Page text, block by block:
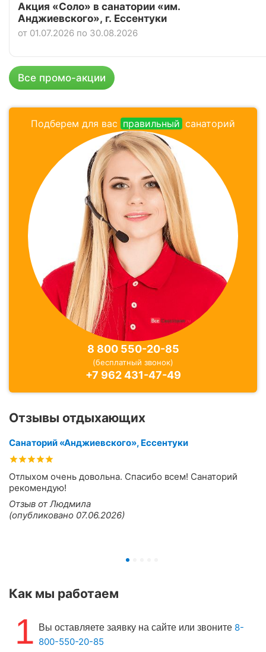
Рейтинг 4.4
Санаторий «Центр-Союз», Ессентуки
Рейтинг 3.9
16 отзывов
Акция «Соло» в санатории «им.
Анджиевского», г. Ессентуки
от 01.07.2026 по 30.08.2026
Все промо-акции
Подберем для вас правильный санаторий
8 800 550-20-85
(бесплатный звонок)
+7 962 431-47-49
Отзывы отдыхающих
Санаторий «Анджиевского», Ессентуки
Отлыхом очень довольна. Спасибо всем! Санаторий
рекомендую!
Отзыв от Людмила
(опубликовано 07.06.2026)
Как мы работаем
1 Вы оставляете заявку на сайте или звоните 8-
800-550-20-85